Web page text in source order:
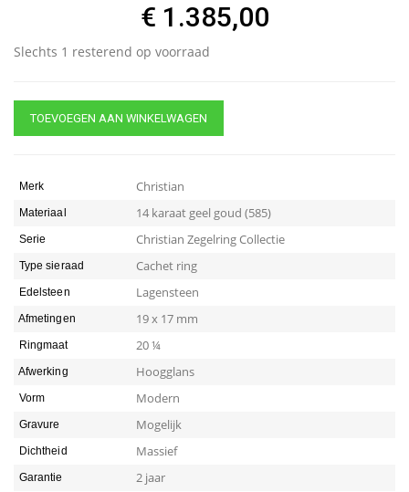
€ 1.385,00
Slechts 1 resterend op voorraad
TOEVOEGEN AAN WINKELWAGEN
Merk Christian
Materiaal 14 karaat geel goud (585)
Serie Christian Zegelring Collectie
Type sieraad Cachet ring
Edelsteen Lagensteen
Afmetingen 19 x 17 mm
Ringmaat 20 ¼
Afwerking Hoogglans
Vorm Modern
Gravure Mogelijk
Dichtheid Massief
Garantie 2 jaar